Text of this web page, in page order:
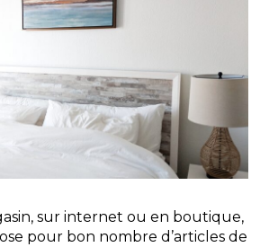
sur internet ou en boutique,
pour bon nombre d’articles de